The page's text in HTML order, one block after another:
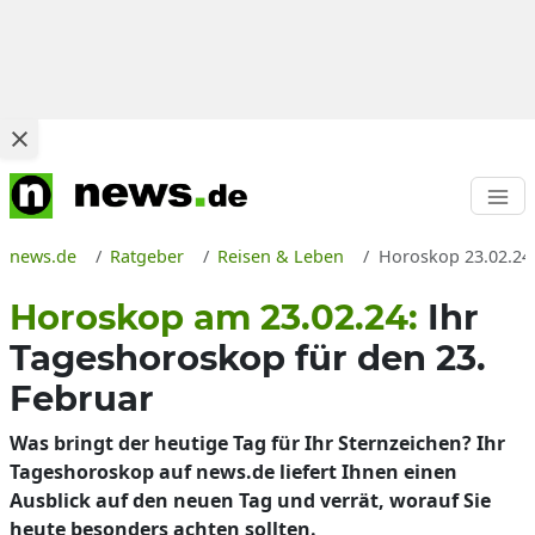
news.de Ratgeber Reisen & Leben Horoskop
Horoskop am 23.02.24: Ihr
Tageshoroskop für den 23.
Februar
Was bringt der heutige Tag für Ihr Sternzeichen? Ihr
Tageshoroskop auf news.de liefert Ihnen einen
Ausblick auf den neuen Tag und verrät, worauf Sie
heute besonders achten sollten.